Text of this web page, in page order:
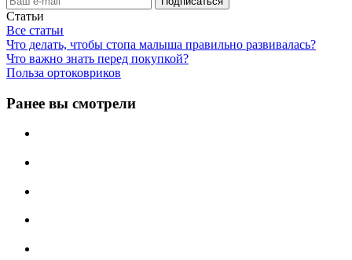
Статьи
Все статьи
Что делать, чтобы стопа малыша правильно развивалась?
Что важно знать перед покупкой?
Польза ортоковриков
Ранее вы смотрели